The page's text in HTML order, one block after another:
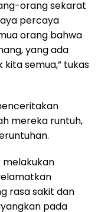
orang sekarat
percaya
orang bahwa
yang ada
semua,” tukas
mereka runtuh,
rasa sakit dan
pada